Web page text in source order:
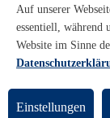
Youtube
Instagram
LinkedIn
© Universität
Auf unserer
essentiell, während
Website im Sinne
Einstellungen